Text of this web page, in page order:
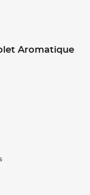
Aromatique